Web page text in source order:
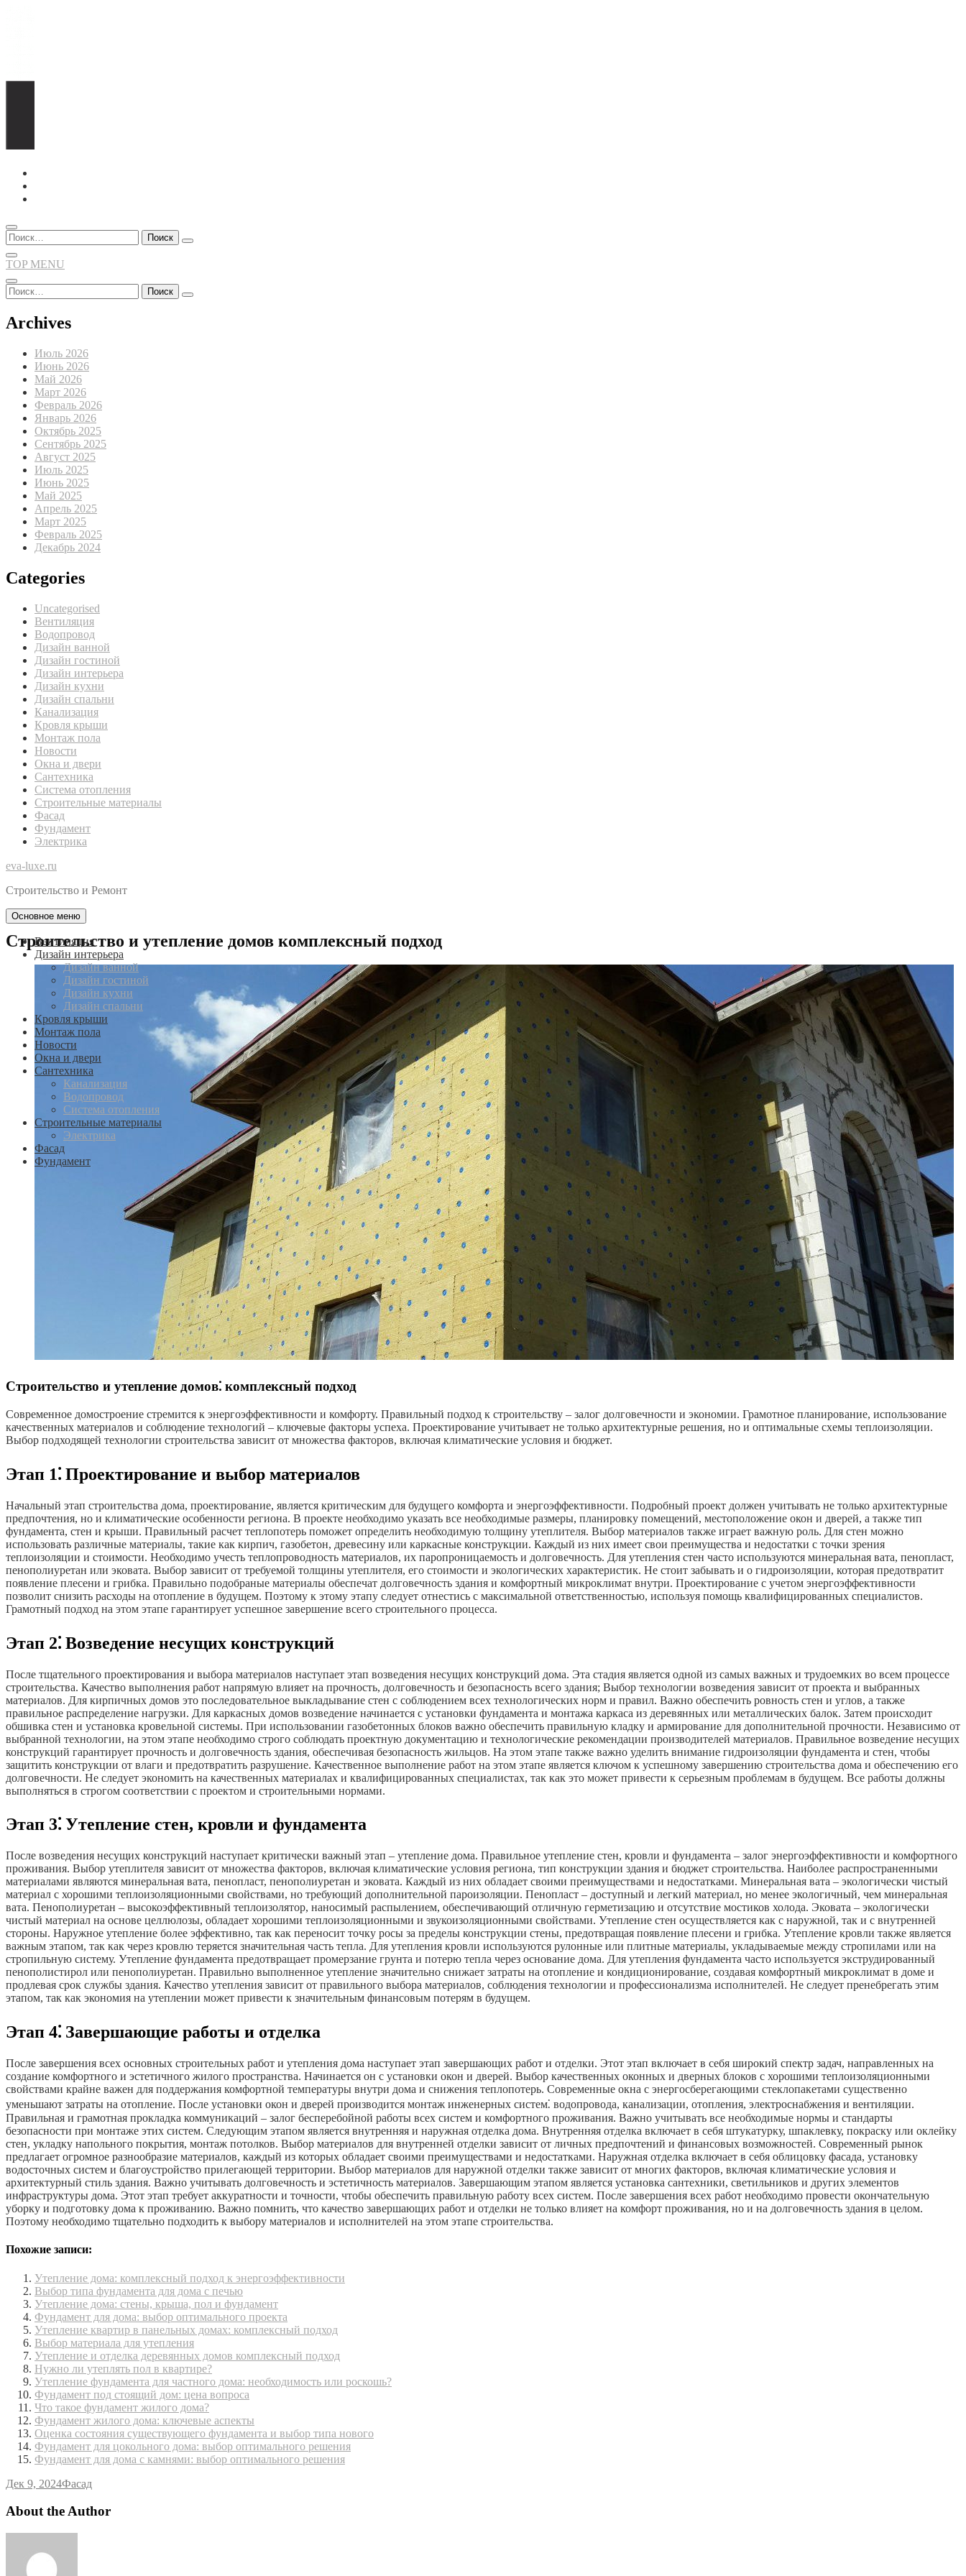
Перейти
содержимому
Найти:
TOP MENU
Найти:
Archives
Июль 2026
Июнь 2026
Май 2026
Март 2026
Февраль 2026
Январь 2026
Октябрь 2025
Сентябрь 2025
Август 2025
Июль 2025
Июнь 2025
Май 2025
Апрель 2025
Март 2025
Февраль 2025
Декабрь 2024
Categories
Uncategorised
Вентиляция
Водопровод
Дизайн ванной
Дизайн гостиной
Дизайн интерьера
Дизайн кухни
Дизайн спальни
Канализация
Кровля крыши
Монтаж пола
Новости
Окна и двери
Сантехника
Система отопления
Строительные материалы
Фасад
Фундамент
Электрика
eva-luxe.ru
Строительство и Ремонт
Основное меню
Вентиляция
Дизайн интерьера
Дизайн ванной
Дизайн гостиной
Дизайн кухни
Дизайн спальни
Кровля крыши
Монтаж пола
Новости
Окна и двери
Сантехника
Канализация
Водопровод
Система отопления
Строительные материалы
Электрика
Фасад
Фундамент
Строительство и утепление домов комплексный подход
Строительство и утепление домов⁚ комплексный подход
Современное домостроение стремится к энергоэффективности и комфорту. Правильный подход к строительству – залог долговечности и экономии. Грамотное планирование, использование
качественных материалов и соблюдение технологий – ключевые факторы успеха. Проектирование учитывает не только архитектурные решения, но и оптимальные схемы теплоизоляции.
Выбор подходящей технологии строительства зависит от множества факторов, включая климатические условия и бюджет.
Этап 1⁚ Проектирование и выбор материалов
Начальный этап строительства дома, проектирование, является критическим для будущего комфорта и энергоэффективности. Подробный проект должен учитывать не только архитектурные
предпочтения, но и климатические особенности региона. В проекте необходимо указать все необходимые размеры, планировку помещений, местоположение окон и дверей, а также тип
фундамента, стен и крыши. Правильный расчет теплопотерь поможет определить необходимую толщину утеплителя. Выбор материалов также играет важную роль. Для стен можно
использовать различные материалы, такие как кирпич, газобетон, древесину или каркасные конструкции. Каждый из них имеет свои преимущества и недостатки с точки зрения
теплоизоляции и стоимости. Необходимо учесть теплопроводность материалов, их паропроницаемость и долговечность. Для утепления стен часто используются минеральная вата, пенопласт,
пенополиуретан или эковата. Выбор зависит от требуемой толщины утеплителя, его стоимости и экологических характеристик. Не стоит забывать и о гидроизоляции, которая предотвратит
появление плесени и грибка. Правильно подобраные материалы обеспечат долговечность здания и комфортный микроклимат внутри. Проектирование с учетом энергоэффективности
позволит снизить расходы на отопление в будущем. Поэтому к этому этапу следует отнестись с максимальной ответственностью, используя помощь квалифицированных специалистов.
Грамотный подход на этом этапе гарантирует успешное завершение всего строительного процесса.
Этап 2⁚ Возведение несущих конструкций
После тщательного проектирования и выбора материалов наступает этап возведения несущих конструкций дома. Эта стадия является одной из самых важных и трудоемких во всем процессе
строительства. Качество выполнения работ напрямую влияет на прочность, долговечность и безопасность всего здания; Выбор технологии возведения зависит от проекта и выбранных
материалов. Для кирпичных домов это последовательное выкладывание стен с соблюдением всех технологических норм и правил. Важно обеспечить ровность стен и углов, а также
правильное распределение нагрузки. Для каркасных домов возведение начинается с установки фундамента и монтажа каркаса из деревянных или металлических балок. Затем происходит
обшивка стен и установка кровельной системы. При использовании газобетонных блоков важно обеспечить правильную кладку и армирование для дополнительной прочности. Независимо от
выбранной технологии, на этом этапе необходимо строго соблюдать проектную документацию и технологические рекомендации производителей материалов. Правильное возведение несущих
конструкций гарантирует прочность и долговечность здания, обеспечивая безопасность жильцов. На этом этапе также важно уделить внимание гидроизоляции фундамента и стен, чтобы
защитить конструкции от влаги и предотвратить разрушение. Качественное выполнение работ на этом этапе является ключом к успешному завершению строительства дома и обеспечению его
долговечности. Не следует экономить на качественных материалах и квалифицированных специалистах, так как это может привести к серьезным проблемам в будущем. Все работы должны
выполняться в строгом соответствии с проектом и строительными нормами.
Этап 3⁚ Утепление стен, кровли и фундамента
После возведения несущих конструкций наступает критически важный этап – утепление дома. Правильное утепление стен, кровли и фундамента – залог энергоэффективности и комфортного
проживания. Выбор утеплителя зависит от множества факторов, включая климатические условия региона, тип конструкции здания и бюджет строительства. Наиболее распространенными
материалами являются минеральная вата, пенопласт, пенополиуретан и эковата. Каждый из них обладает своими преимуществами и недостатками. Минеральная вата – экологически чистый
материал с хорошими теплоизоляционными свойствами, но требующий дополнительной пароизоляции. Пенопласт – доступный и легкий материал, но менее экологичный, чем минеральная
вата. Пенополиуретан – высокоэффективный теплоизолятор, наносимый распылением, обеспечивающий отличную герметизацию и отсутствие мостиков холода. Эковата – экологически
чистый материал на основе целлюлозы, обладает хорошими теплоизоляционными и звукоизоляционными свойствами. Утепление стен осуществляется как с наружной, так и с внутренней
стороны. Наружное утепление более эффективно, так как переносит точку росы за пределы конструкции стены, предотвращая появление плесени и грибка. Утепление кровли также является
важным этапом, так как через кровлю теряется значительная часть тепла. Для утепления кровли используются рулонные или плитные материалы, укладываемые между стропилами или на
стропильную систему. Утепление фундамента предотвращает промерзание грунта и потерю тепла через основание дома. Для утепления фундамента часто используется экструдированный
пенополистирол или пенополиуретан. Правильно выполненное утепление значительно снижает затраты на отопление и кондиционирование, создавая комфортный микроклимат в доме и
продлевая срок службы здания. Качество утепления зависит от правильного выбора материалов, соблюдения технологии и профессионализма исполнителей. Не следует пренебрегать этим
этапом, так как экономия на утеплении может привести к значительным финансовым потерям в будущем.
Этап 4⁚ Завершающие работы и отделка
После завершения всех основных строительных работ и утепления дома наступает этап завершающих работ и отделки. Этот этап включает в себя широкий спектр задач, направленных на
создание комфортного и эстетичного жилого пространства. Начинается он с установки окон и дверей. Выбор качественных оконных и дверных блоков с хорошими теплоизоляционными
свойствами крайне важен для поддержания комфортной температуры внутри дома и снижения теплопотерь. Современные окна с энергосберегающими стеклопакетами существенно
уменьшают затраты на отопление. После установки окон и дверей производится монтаж инженерных систем⁚ водопровода, канализации, отопления, электроснабжения и вентиляции.
Правильная и грамотная прокладка коммуникаций – залог бесперебойной работы всех систем и комфортного проживания. Важно учитывать все необходимые нормы и стандарты
безопасности при монтаже этих систем. Следующим этапом является внутренняя и наружная отделка дома. Внутренняя отделка включает в себя штукатурку, шпаклевку, покраску или оклейку
стен, укладку напольного покрытия, монтаж потолков. Выбор материалов для внутренней отделки зависит от личных предпочтений и финансовых возможностей. Современный рынок
предлагает огромное разнообразие материалов, каждый из которых обладает своими преимуществами и недостатками. Наружная отделка включает в себя облицовку фасада, установку
водосточных систем и благоустройство прилегающей территории. Выбор материалов для наружной отделки также зависит от многих факторов, включая климатические условия и
архитектурный стиль здания. Важно учитывать долговечность и эстетичность материалов. Завершающим этапом является установка сантехники, светильников и других элементов
инфраструктуры дома. Этот этап требует аккуратности и точности, чтобы обеспечить правильную работу всех систем. После завершения всех работ необходимо провести окончательную
уборку и подготовку дома к проживанию. Важно помнить, что качество завершающих работ и отделки не только влияет на комфорт проживания, но и на долговечность здания в целом.
Поэтому необходимо тщательно подходить к выбору материалов и исполнителей на этом этапе строительства.
Похожие записи:
Утепление дома: комплексный подход к энергоэффективности
Выбор типа фундамента для дома с печью
Утепление дома: стены, крыша, пол и фундамент
Фундамент для дома: выбор оптимального проекта
Утепление квартир в панельных домах: комплексный подход
Выбор материала для утепления
Утепление и отделка деревянных домов комплексный подход
Нужно ли утеплять пол в квартире?
Утепление фундамента для частного дома: необходимость или роскошь?
Фундамент под стоящий дом: цена вопроса
Что такое фундамент жилого дома?
Фундамент жилого дома: ключевые аспекты
Оценка состояния существующего фундамента и выбор типа нового
Фундамент для цокольного дома: выбор оптимального решения
Фундамент для дома с камнями: выбор оптимального решения
Дек 9, 2024Фасад
About the Author